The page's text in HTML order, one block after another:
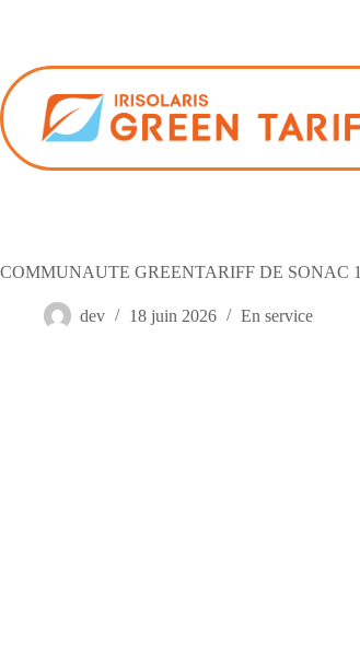
COMMUNAUTE GREENTARIFF DE SONAC 1
dev 18 juin 2026 En service